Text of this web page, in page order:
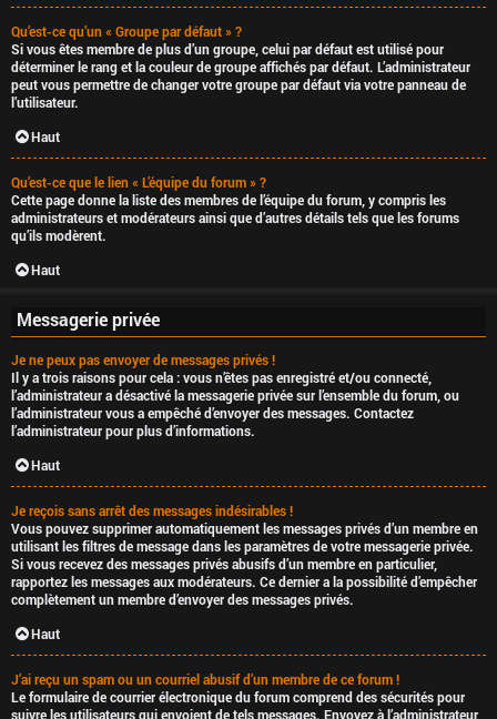
Qu’est-ce qu’un « Groupe par défaut » ?
Si vous êtes membre de plus d’un groupe, celui par défaut est utilisé pour
déterminer le rang et la couleur de groupe affichés par défaut. L’administrateur
peut vous permettre de changer votre groupe par défaut via votre panneau de
l’utilisateur.
Haut
Qu’est-ce que le lien « L’équipe du forum » ?
Cette page donne la liste des membres de l’équipe du forum, y compris les
administrateurs et modérateurs ainsi que d’autres détails tels que les forums
qu’ils modèrent.
Haut
Messagerie privée
Je ne peux pas envoyer de messages privés !
Il y a trois raisons pour cela : vous n’êtes pas enregistré et/ou connecté,
l’administrateur a désactivé la messagerie privée sur l’ensemble du forum, ou
l’administrateur vous a empêché d’envoyer des messages. Contactez
l’administrateur pour plus d’informations.
Haut
Je reçois sans arrêt des messages indésirables !
Vous pouvez supprimer automatiquement les messages privés d’un membre en
utilisant les filtres de message dans les paramètres de votre messagerie privée.
Si vous recevez des messages privés abusifs d’un membre en particulier,
rapportez les messages aux modérateurs. Ce dernier a la possibilité d’empêcher
complètement un membre d’envoyer des messages privés.
Haut
J’ai reçu un spam ou un courriel abusif d’un membre de ce forum !
Le formulaire de courrier électronique du forum comprend des sécurités pour
suivre les utilisateurs qui envoient de tels messages. Envoyez à l’administrateur